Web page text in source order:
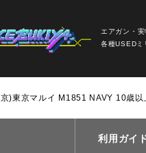
エアガン・
各種USEDミ
)東京マルイ M1851 NAVY 10歳以
利用ガイ